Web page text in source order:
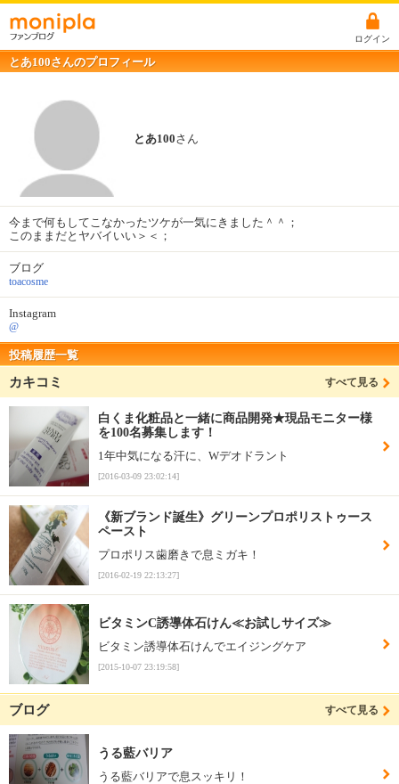
ログイン
とあ100さんのプロフィール
とあ100さん
今まで何もしてこなかったツケが一気にきました＾＾；
このままだとヤバイいい＞＜；
ブログ
toacosme
Instagram
@
投稿履歴一覧
カキコミ すべて見る
白くま化粧品と一緒に商品開発★現品モニター様
を100名募集します！
1年中気になる汗に、Wデオドラント
[2016-03-09 23:02:14]
《新ブランド誕生》グリーンプロポリストゥース
ペースト
プロポリス歯磨きで息ミガキ！
[2016-02-19 22:13:27]
ビタミンC誘導体石けん≪お試しサイズ≫
ビタミン誘導体石けんでエイジングケア
[2015-10-07 23:19:58]
ブログ すべて見る
うる藍バリア
うる藍バリアで息スッキリ！